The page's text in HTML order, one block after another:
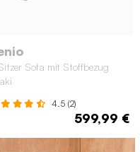
Sofa mit Stoffbezug
4.5 (2)
599,99 €